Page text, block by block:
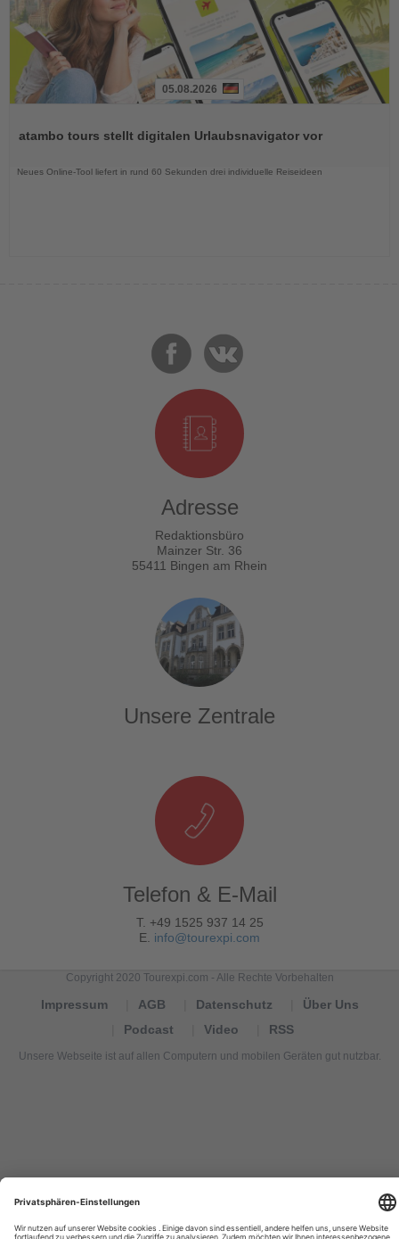
die
05.08.2026
atambo tours stellt digitalen Urlaubsnavigator vor
Neues Online-Tool liefert in rund 60 Sekunden drei individuelle Reiseideen
Adresse
Redaktionsbüro
Mainzer Str. 36
55411 Bingen am Rhein
Unsere Zentrale
Telefon & E-Mail
T. +49 1525 937 14 25
E. info@tourexpi.com
Copyright 2020 Tourexpi.com - Alle Rechte Vorbehalten
Impressum AGB Datenschutz
Über Uns
Podcast
Video RSS
Unsere Webseite ist auf allen Computern und mobilen Geräten gut nutzbar.
noticias
de
Tourismus